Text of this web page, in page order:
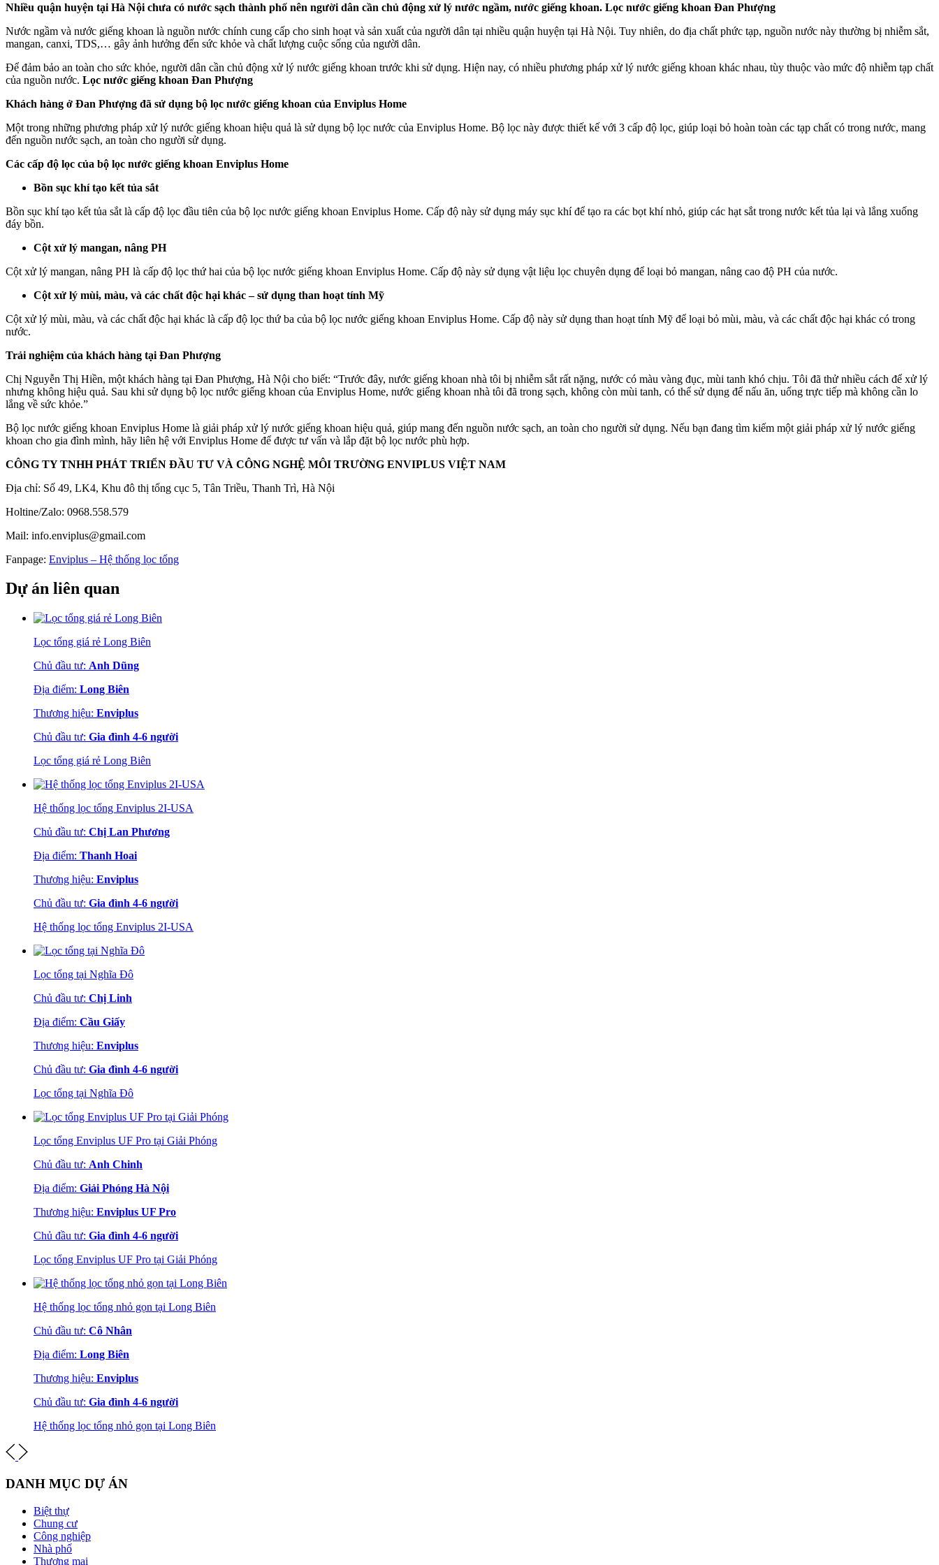
Nhiều quận huyện tại Hà Nội chưa có nước sạch thành phố nên người dân cần chủ động xử lý nước ngầm, nước giếng khoan. Lọc nước giếng khoan Đan Phượng
Nước ngầm và nước giếng khoan là nguồn nước chính cung cấp cho sinh hoạt và sản xuất của người dân tại nhiều quận huyện tại Hà Nội. Tuy nhiên, do địa chất phức tạp, nguồn nước này thường bị nhiễm sắt,
mangan, canxi, TDS,… gây ảnh hưởng đến sức khỏe và chất lượng cuộc sống của người dân.
Để đảm bảo an toàn cho sức khỏe, người dân cần chủ động xử lý nước giếng khoan trước khi sử dụng. Hiện nay, có nhiều phương pháp xử lý nước giếng khoan khác nhau, tùy thuộc vào mức độ nhiễm tạp chất
của nguồn nước. Lọc nước giếng khoan Đan Phượng
Khách hàng ở Đan Phượng đã sử dụng bộ lọc nước giếng khoan của Enviplus Home
Một trong những phương pháp xử lý nước giếng khoan hiệu quả là sử dụng bộ lọc nước của Enviplus Home. Bộ lọc này được thiết kế với 3 cấp độ lọc, giúp loại bỏ hoàn toàn các tạp chất có trong nước, mang
đến nguồn nước sạch, an toàn cho người sử dụng.
Các cấp độ lọc của bộ lọc nước giếng khoan Enviplus Home
Bồn sục khí tạo kết tủa sắt
Bồn sục khí tạo kết tủa sắt là cấp độ lọc đầu tiên của bộ lọc nước giếng khoan Enviplus Home. Cấp độ này sử dụng máy sục khí để tạo ra các bọt khí nhỏ, giúp các hạt sắt trong nước kết tủa lại và lắng xuống
đáy bồn.
Cột xử lý mangan, nâng PH
Cột xử lý mangan, nâng PH là cấp độ lọc thứ hai của bộ lọc nước giếng khoan Enviplus Home. Cấp độ này sử dụng vật liệu lọc chuyên dụng để loại bỏ mangan, nâng cao độ PH của nước.
Cột xử lý mùi, màu, và các chất độc hại khác – sử dụng than hoạt tính Mỹ
Cột xử lý mùi, màu, và các chất độc hại khác là cấp độ lọc thứ ba của bộ lọc nước giếng khoan Enviplus Home. Cấp độ này sử dụng than hoạt tính Mỹ để loại bỏ mùi, màu, và các chất độc hại khác có trong
nước.
Trải nghiệm của khách hàng tại Đan Phượng
Chị Nguyễn Thị Hiền, một khách hàng tại Đan Phượng, Hà Nội cho biết: “Trước đây, nước giếng khoan nhà tôi bị nhiễm sắt rất nặng, nước có màu vàng đục, mùi tanh khó chịu. Tôi đã thử nhiều cách để xử lý
nhưng không hiệu quả. Sau khi sử dụng bộ lọc nước giếng khoan của Enviplus Home, nước giếng khoan nhà tôi đã trong sạch, không còn mùi tanh, có thể sử dụng để nấu ăn, uống trực tiếp mà không cần lo
lắng về sức khỏe.”
Bộ lọc nước giếng khoan Enviplus Home là giải pháp xử lý nước giếng khoan hiệu quả, giúp mang đến nguồn nước sạch, an toàn cho người sử dụng. Nếu bạn đang tìm kiếm một giải pháp xử lý nước giếng
khoan cho gia đình mình, hãy liên hệ với Enviplus Home để được tư vấn và lắp đặt bộ lọc nước phù hợp.
CÔNG TY TNHH PHÁT TRIỂN ĐẦU TƯ VÀ CÔNG NGHỆ MÔI TRƯỜNG ENVIPLUS VIỆT NAM
Địa chỉ: Số 49, LK4, Khu đô thị tổng cục 5, Tân Triều, Thanh Trì, Hà Nội
Holtine/Zalo: 0968.558.579
Mail: info.enviplus@gmail.com
Fanpage: Enviplus – Hệ thống lọc tổng
Dự án liên quan
Lọc tổng giá rẻ Long Biên
Chủ đầu tư: Anh Dũng
Địa điểm: Long Biên
Thương hiệu: Enviplus
Chủ đầu tư: Gia đình 4-6 người
Lọc tổng giá rẻ Long Biên
Hệ thống lọc tổng Enviplus 2I-USA
Chủ đầu tư: Chị Lan Phương
Địa điểm: Thanh Hoai
Thương hiệu: Enviplus
Chủ đầu tư: Gia đình 4-6 người
Hệ thống lọc tổng Enviplus 2I-USA
Lọc tổng tại Nghĩa Đô
Chủ đầu tư: Chị Linh
Địa điểm: Cầu Giấy
Thương hiệu: Enviplus
Chủ đầu tư: Gia đình 4-6 người
Lọc tổng tại Nghĩa Đô
Lọc tổng Enviplus UF Pro tại Giải Phóng
Chủ đầu tư: Anh Chinh
Địa điểm: Giải Phóng Hà Nội
Thương hiệu: Enviplus UF Pro
Chủ đầu tư: Gia đình 4-6 người
Lọc tổng Enviplus UF Pro tại Giải Phóng
Hệ thống lọc tổng nhỏ gọn tại Long Biên
Chủ đầu tư: Cô Nhân
Địa điểm: Long Biên
Thương hiệu: Enviplus
Chủ đầu tư: Gia đình 4-6 người
Hệ thống lọc tổng nhỏ gọn tại Long Biên
DANH MỤC DỰ ÁN
Biệt thự
Chung cư
Công nghiệp
Nhà phố
Thương mại